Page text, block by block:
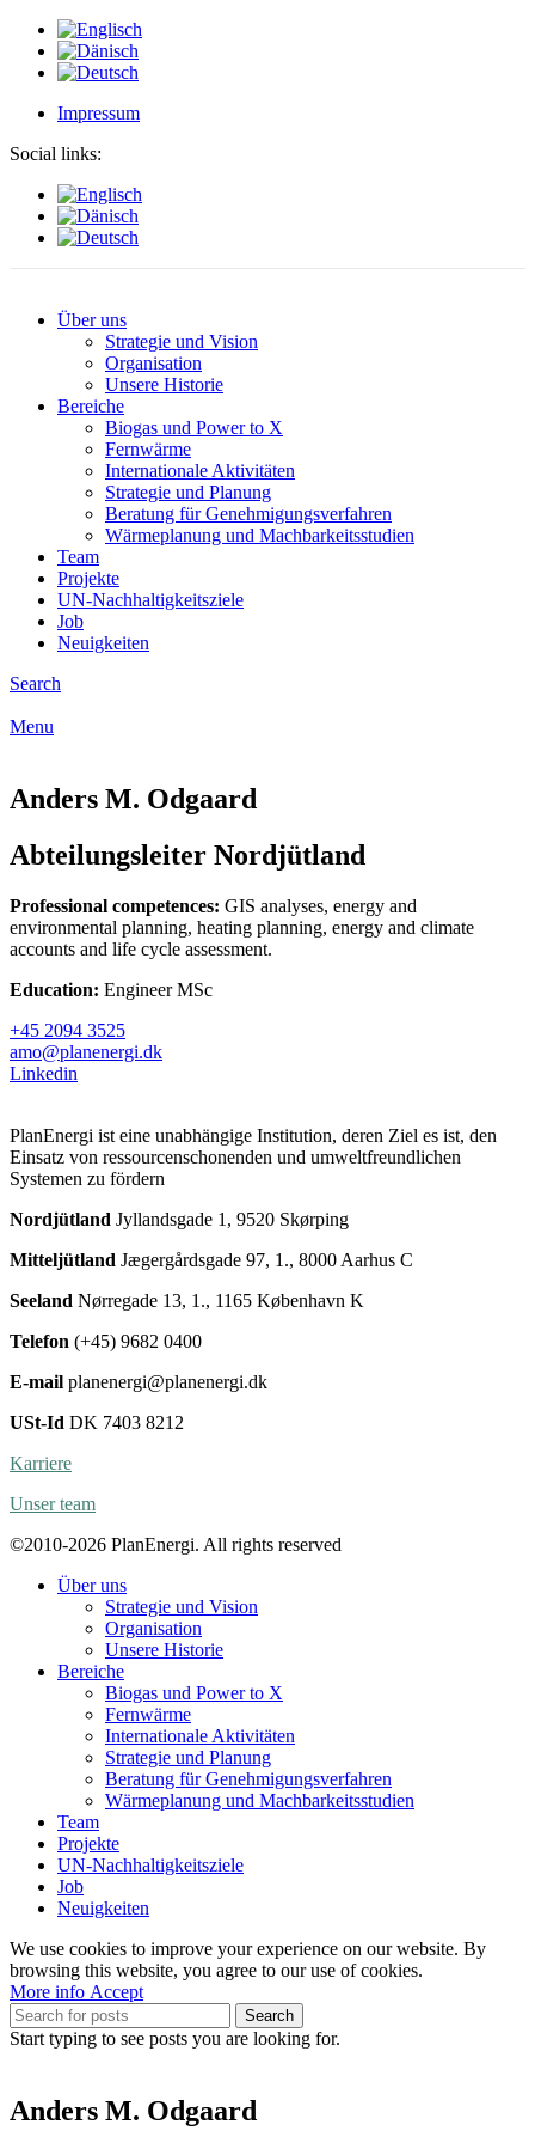
Impressum
Social links:
Über uns
Strategie und Vision
Organisation
Unsere Historie
Bereiche
Biogas und Power to X
Fernwärme
Internationale Aktivitäten
Strategie und Planung
Beratung für Genehmigungsverfahren
Wärmeplanung und Machbarkeitsstudien
Team
Projekte
UN-Nachhaltigkeitsziele
Job
Neuigkeiten
Search
Menu
Anders M. Odgaard
Abteilungsleiter Nordjütland
Professional competences: GIS analyses, energy and
environmental planning, heating planning, energy and climate
accounts and life cycle assessment.
Education: Engineer MSc
+45 2094 3525
amo@planenergi.dk
Linkedin
PlanEnergi ist eine unabhängige Institution, deren Ziel es ist, den
Einsatz von ressourcenschonenden und umweltfreundlichen
Systemen zu fördern
Nordjütland Jyllandsgade 1, 9520 Skørping
Mitteljütland Jægergårdsgade 97, 1., 8000 Aarhus C
Seeland Nørregade 13, 1., 1165 København K
Telefon (+45) 9682 0400
E-mail planenergi@planenergi.dk
USt-Id DK 7403 8212
Karriere
Unser team
©2010-2026 PlanEnergi. All rights reserved
Über uns
Strategie und Vision
Organisation
Unsere Historie
Bereiche
Biogas und Power to X
Fernwärme
Internationale Aktivitäten
Strategie und Planung
Beratung für Genehmigungsverfahren
Wärmeplanung und Machbarkeitsstudien
Team
Projekte
UN-Nachhaltigkeitsziele
Job
Neuigkeiten
We use cookies to improve your experience on our website. By
browsing this website, you agree to our use of cookies.
More info More
info
Accept
Search
Start typing to see posts you are looking for.
Anders M. Odgaard